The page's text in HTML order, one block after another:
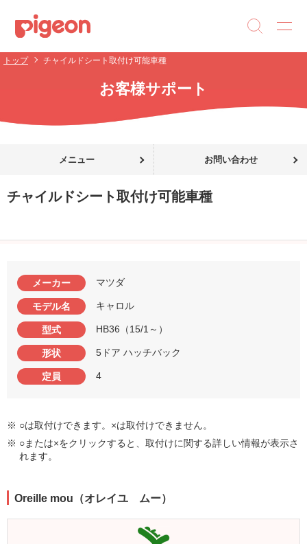
トップ チャイルドシート取付け可能車種
お客様サポート
メニュー お問い合わせ
チャイルドシート取付け可能車種
メーカー マツダ
モデル名 キャロル
型式 HB36（15/1～）
形状 5ドア ハッチバック
定員 4
※ ○は取付けできます。×は取付けできません。
※ ○または×をクリックすると、取付けに関する詳しい情報が表示さ
れます。
Oreille mou（オレイユ ムー）